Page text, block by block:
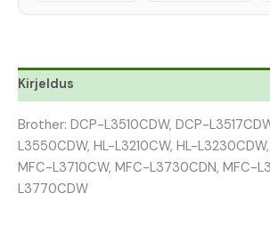
Kirjeldus
Brother: DCP-L3510CDW, DCP-
L3550CDW, HL-L3210CW, HL-
MFC-L3710CW, MFC-L3730CDN, MFC-
L3770CDW